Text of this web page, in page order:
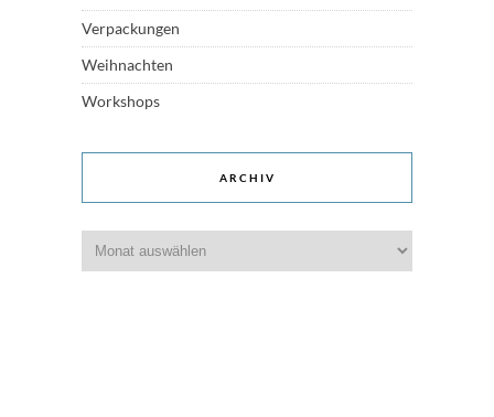
Verpackungen
Weihnachten
Workshops
ARCHIV